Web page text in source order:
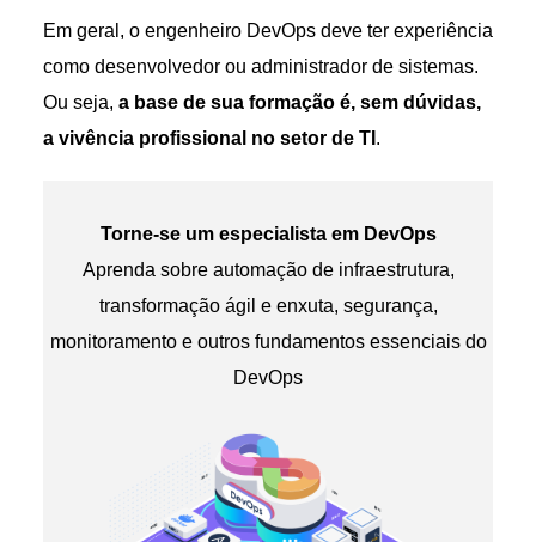
Em geral, o engenheiro DevOps deve ter experiência
como desenvolvedor ou administrador de sistemas.
Ou seja, a base de sua formação é, sem dúvidas,
a vivência profissional no setor de TI .
Torne-se um especialista em DevOps
Aprenda sobre automação de infraestrutura,
transformação ágil e enxuta, segurança,
monitoramento e outros fundamentos essenciais do
DevOps